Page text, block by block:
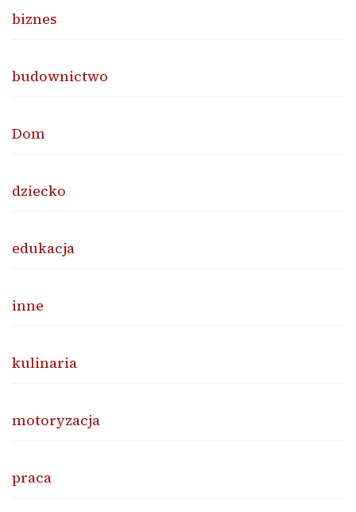
biznes
budownictwo
Dom
dziecko
edukacja
inne
kulinaria
motoryzacja
praca